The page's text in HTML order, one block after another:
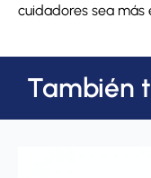
cuidadores sea más
También